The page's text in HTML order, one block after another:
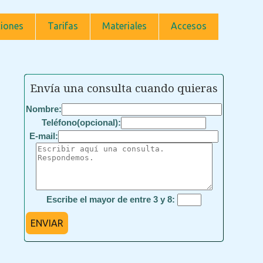
Tarifas Materiales Accesos
Envía una consulta cuando quieras
Nombre:
Teléfono(opcional):
E-mail:
Escribe el mayor de entre 3 y 8:
ENVIAR